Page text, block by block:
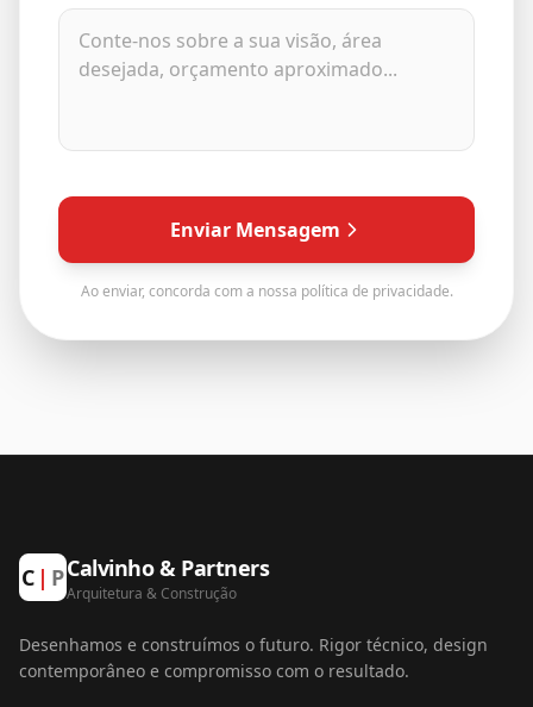
Enviar Mensagem
Ao enviar, concorda com a nossa política de privacidade.
C | PCalvinho & Partners
Arquitetura & Construção
Desenhamos e construímos o futuro. Rigor técnico, design
contemporâneo e compromisso com o resultado.